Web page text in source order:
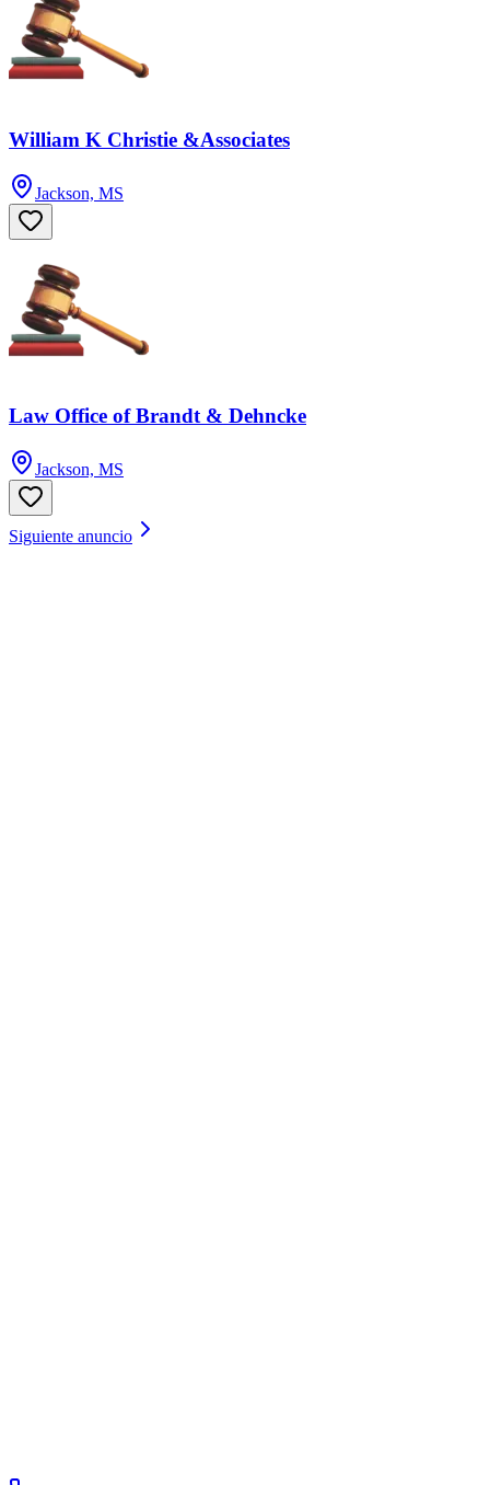
William K Christie &Associates
Jackson, MS
Law Office of Brandt & Dehncke
Jackson, MS
Siguiente anuncio